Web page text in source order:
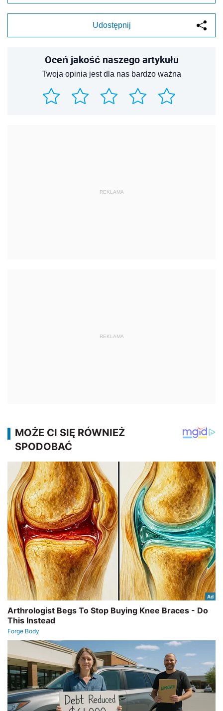
Udostępnij
Oceń jakość naszego artykułu
Twoja opinia jest dla nas bardzo ważna
REKLAMA
REKLAMA